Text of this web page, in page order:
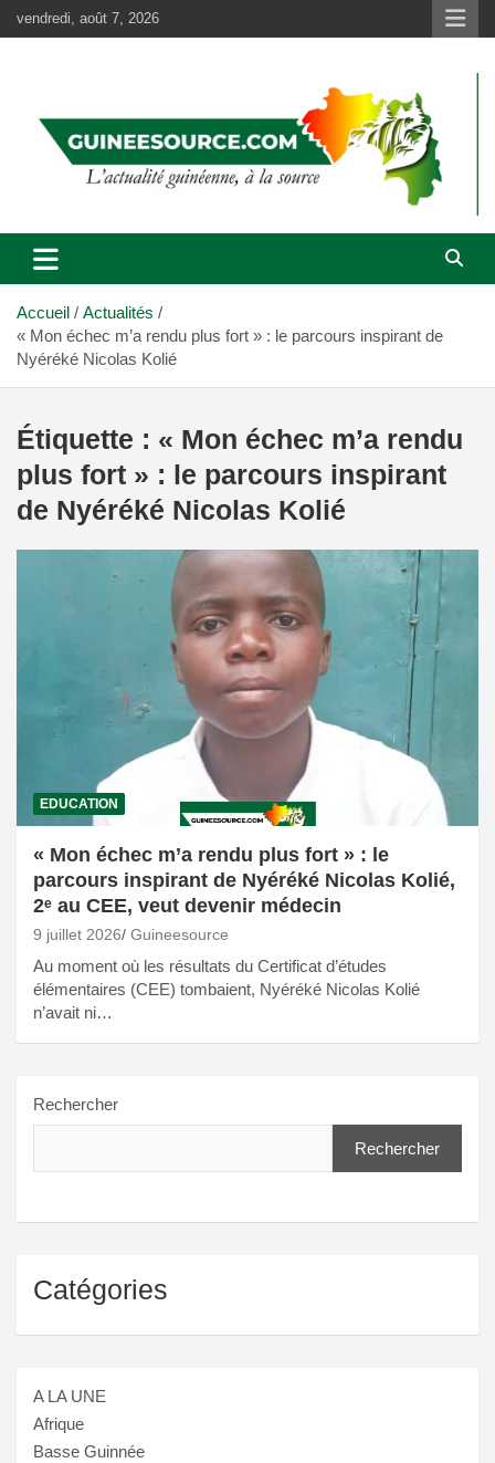
au
vendredi, août 7, 2026
Accueil
Actualités
« Mon échec m’a rendu plus fort » : le parcours inspirant de
Nyéréké Nicolas Kolié
Étiquette : « Mon échec m’a rendu
plus fort » : le parcours inspirant
de Nyéréké Nicolas Kolié
EDUCATION
« Mon échec m’a rendu plus fort » : le
parcours inspirant de Nyéréké Nicolas Kolié,
2ᵉ au CEE, veut devenir médecin
9 juillet 2026 Guineesource
Au moment où les résultats du Certificat d’études
élémentaires (CEE) tombaient, Nyéréké Nicolas Kolié
n’avait ni…
Rechercher
Rechercher
Catégories
A LA UNE
Afrique
Basse Guinnée